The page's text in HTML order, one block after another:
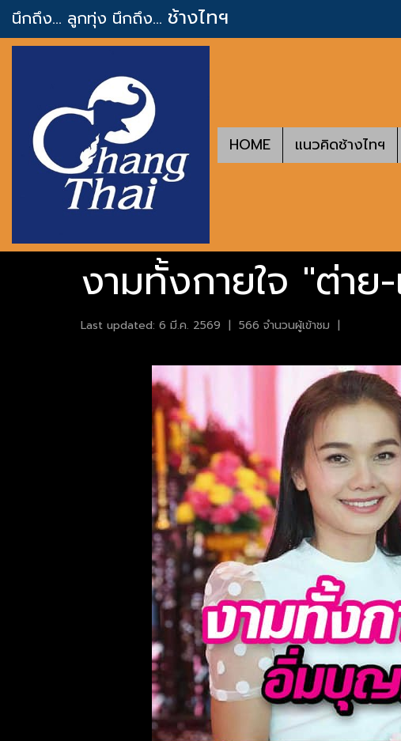
นึกถึง... ลูกทุ่ง นึกถึง... ช้างไทฯ
HOME แนวคิดช้างไทฯ
งามทั้งกายใจ "ต่า
Last updated: 6 มี.ค. 2569 | 566 จำนวนผู้เข้าชม |